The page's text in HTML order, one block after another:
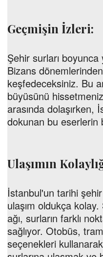
Geçmişin İzleri:
Şehir surları
Bizans
keşfedeceksiniz. Bu
büyüsünü
arasında dolaşırken,
dokunan bu eserlerin
Ulaşımın
İstanbul'un tarihi
ulaşım oldukça
ağı, surların farklı
sağlıyor. Otobüs,
seçenekleri